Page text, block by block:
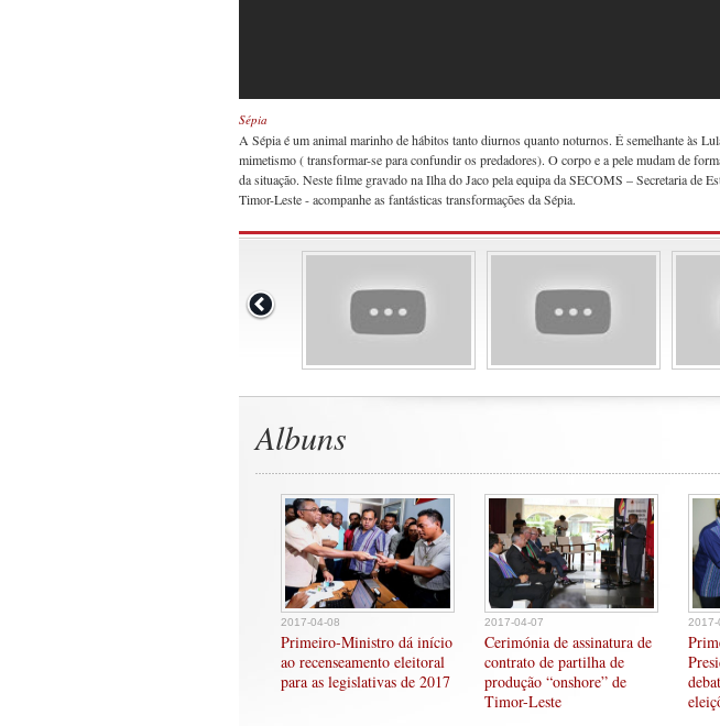
Sépia
A Sépia é um animal marinho de hábitos tanto diurnos quanto noturnos. É semelhante às
mimetismo ( transformar-se para confundir os predadores). O corpo e a pele mudam de
da situação. Neste filme gravado na Ilha do Jaco pela equipa da SECOMS – Secretaria de
Timor-Leste - acompanhe as fantásticas transformações da Sépia.
Albuns
2017-04-08
Primeiro-Ministro dá início
ao recenseamento eleitoral
para as legislativas de 2017
2017-04-07
Cerimónia de assinatura de
contrato de partilha de
produção “onshore” de
Timor-Leste
2017-